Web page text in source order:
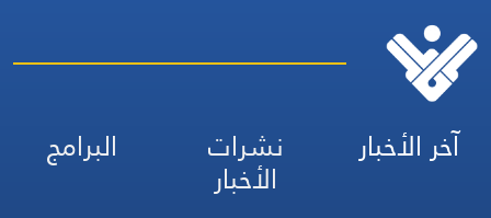
آخر الأخبار نشرات
الأخبار
البرامج